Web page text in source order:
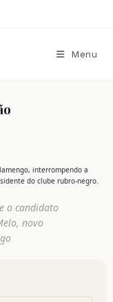
Menu
interrompendo a
do clube rubro-negro.
o candidato
novo